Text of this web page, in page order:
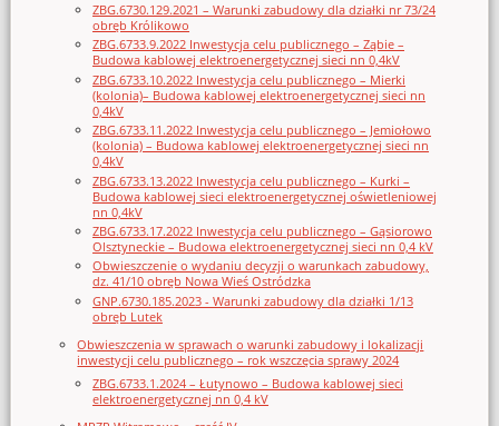
ZBG.6730.129.2021 – Warunki zabudowy dla działki nr 73/24
obręb Królikowo
ZBG.6733.9.2022 Inwestycja celu publicznego – Ząbie –
Budowa kablowej elektroenergetycznej sieci nn 0,4kV
ZBG.6733.10.2022 Inwestycja celu publicznego – Mierki
(kolonia)– Budowa kablowej elektroenergetycznej sieci nn
0,4kV
ZBG.6733.11.2022 Inwestycja celu publicznego – Jemiołowo
(kolonia) – Budowa kablowej elektroenergetycznej sieci nn
0,4kV
ZBG.6733.13.2022 Inwestycja celu publicznego – Kurki –
Budowa kablowej sieci elektroenergetycznej oświetleniowej
nn 0,4kV
ZBG.6733.17.2022 Inwestycja celu publicznego – Gąsiorowo
Olsztyneckie – Budowa elektroenergetycznej sieci nn 0,4 kV
Obwieszczenie o wydaniu decyzji o warunkach zabudowy,
dz. 41/10 obręb Nowa Wieś Ostródzka
GNP.6730.185.2023 - Warunki zabudowy dla działki 1/13
obręb Lutek
Obwieszczenia w sprawach o warunki zabudowy i lokalizacji
inwestycji celu publicznego – rok wszczęcia sprawy 2024
ZBG.6733.1.2024 – Łutynowo – Budowa kablowej sieci
elektroenergetycznej nn 0,4 kV